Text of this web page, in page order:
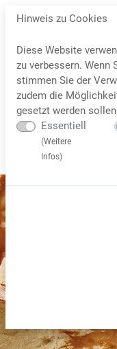
Hinweis zu Cookies
Diese Website
zu verbessern. Wenn
stimmen Sie der
zudem die
gesetzt werden
Essentiell
(Weitere
Infos)